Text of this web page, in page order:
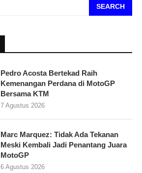
SEARCH
Pedro Acosta Bertekad Raih
Kemenangan Perdana di MotoGP
Bersama KTM
7 Agustus 2026
Marc Marquez: Tidak Ada Tekanan
Meski Kembali Jadi Penantang Juara
MotoGP
6 Agustus 2026